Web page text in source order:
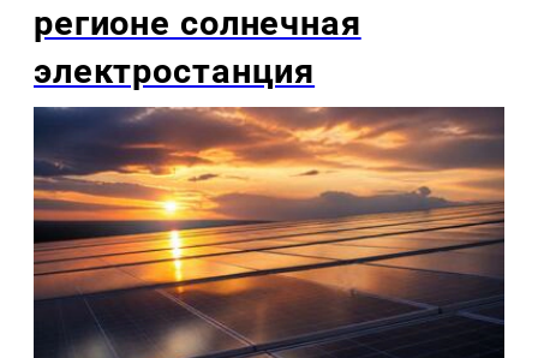
регионе солнечная
электростанция